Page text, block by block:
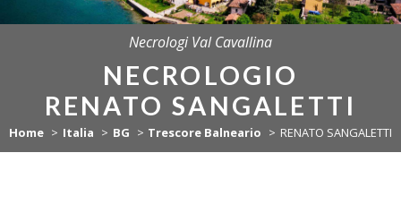
Necrologi Val Cavallina
NECROLOGIO
RENATO SANGALETTI
Home Italia BG Trescore Balneario RENATO SANGALETTI